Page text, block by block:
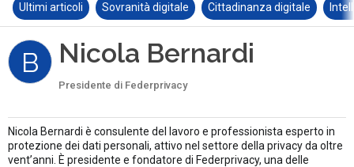
Ultimi articoli Sovranità digitale Cittadinanza digitale
B Nicola Bernardi
Presidente di Federprivacy
Nicola Bernardi è consulente del lavoro e professionista esperto in
protezione dei dati personali, attivo nel settore della privacy da oltre
vent’anni. È presidente e fondatore di Federprivacy, una delle